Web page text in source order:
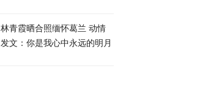
林青霞晒合照缅怀葛兰 动情
发文：你是我心中永远的明月